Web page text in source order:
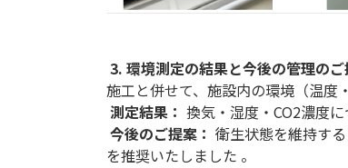
3. 環境測定の結果と今後の管理の
施工と併せて、施設内の環境（温度
測定結果： 換気・湿度・CO2濃度
今後のご提案： 衛生状態を維持す
を推奨いたしました 。